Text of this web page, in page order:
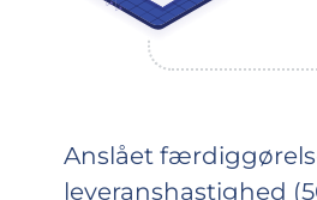
Anslået
leveranshastighed